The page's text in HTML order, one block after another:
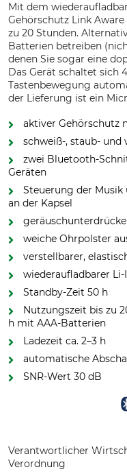
Mit dem
Gehörschutz Link
zu 20 Stunden.
Batterien betreiben
denen Sie sogar eine
Das Gerät schaltet sich
Tastenbewegung
der Lieferung ist ein
aktiver Gehörschutz
schweiß-, staub- und
zwei Bluetooth-
Geräten
Steuerung der Musik
an der Kapsel
weiche Ohrpolster
verstellbarer,
wiederaufladbarer Li-
Standby-Zeit 50 h
Nutzungszeit bis zu
h mit AAA-Batterien
Ladezeit ca. 2–3 h
automatische
SNR-Wert 30 dB
Verantwortlicher
Verordnung